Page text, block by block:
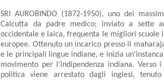
SRI AUROBINDO (1872-1950), uno dei
Calcutta da padre medico; inviato a sette
occidentale e laica, frequenta le migliori scuole
europee. Ottenuto un incarico presso il
e le principali lingue indiane, e inizia
movimento per l'indipendenza indiana. Verso
politica viene arrestato dagli inglesi,